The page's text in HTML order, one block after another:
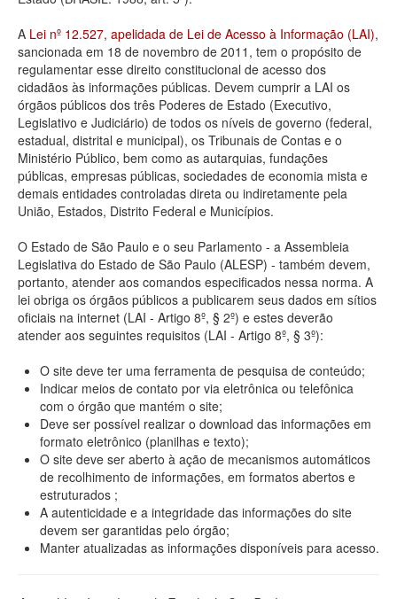
Contato
A Lei nº 12.527, apelidada de Lei de Acesso à Informação (LAI),
sancionada em 18 de novembro de 2011, tem o propósito de
regulamentar esse direito constitucional de acesso dos
cidadãos às informações públicas. Devem cumprir a LAI os
órgãos públicos dos três Poderes de Estado (Executivo,
Legislativo e Judiciário) de todos os níveis de governo (federal,
estadual, distrital e municipal), os Tribunais de Contas e o
Ministério Público, bem como as autarquias, fundações
públicas, empresas públicas, sociedades de economia mista e
demais entidades controladas direta ou indiretamente pela
União, Estados, Distrito Federal e Municípios.
O Estado de São Paulo e o seu Parlamento - a Assembleia
Legislativa do Estado de São Paulo (ALESP) - também devem,
portanto, atender aos comandos especificados nessa norma. A
lei obriga os órgãos públicos a publicarem seus dados em sítios
oficiais na internet (LAI - Artigo 8º, § 2º) e estes deverão
atender aos seguintes requisitos (LAI - Artigo 8º, § 3º):
O site deve ter uma ferramenta de pesquisa de conteúdo;
Indicar meios de contato por via eletrônica ou telefônica
com o órgão que mantém o site;
Deve ser possível realizar o download das informações em
formato eletrônico (planilhas e texto);
O site deve ser aberto à ação de mecanismos automáticos
de recolhimento de informações, em formatos abertos e
estruturados ;
A autenticidade e a integridade das informações do site
devem ser garantidas pelo órgão;
Manter atualizadas as informações disponíveis para acesso.